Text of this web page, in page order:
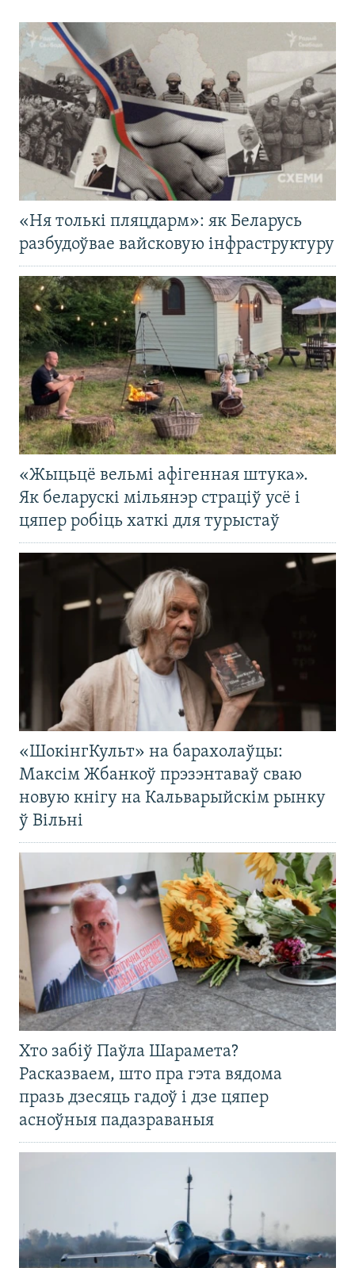
«Ня толькі пляцдарм»: як Беларусь
разбудоўвае вайсковую інфраструктуру
«Жыцьцё вельмі афігенная штука».
Як беларускі мільянэр страціў усё і
цяпер робіць хаткі для турыстаў
«ШокінгКульт» на барахолаўцы:
Максім Жбанкоў прэзэнтаваў сваю
новую кнігу на Кальварыйскім рынку
ў Вільні
Хто забіў Паўла Шарамета?
Расказваем, што пра гэта вядома
празь дзесяць гадоў і дзе цяпер
асноўныя падазраваныя